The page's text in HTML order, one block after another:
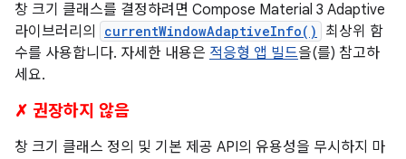
창 크기 클래스를 결정하려면 Compose Material 3 Adaptive
라이브러리의
currentWindowAdaptiveInfo()
최상위 함
수를 사용합니다. 자세한 내용은 적응형 앱 빌드을(를) 참고하
세요.
✗ 권장하지 않음
창 크기 클래스 정의 및 기본 제공 API의 유용성을 무시하지 마